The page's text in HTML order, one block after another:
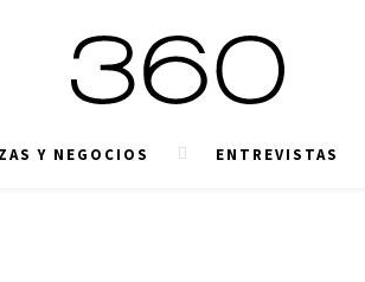
Y NEGOCIOS ENTREVISTAS